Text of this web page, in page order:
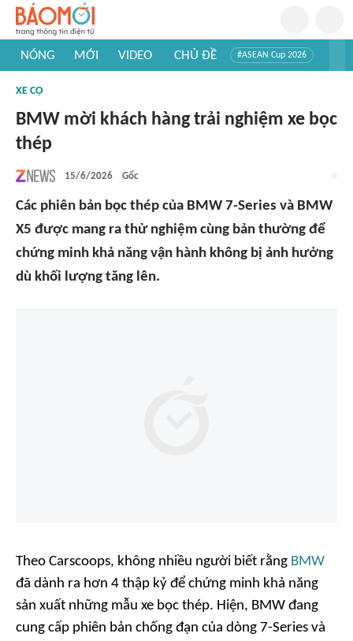
NÓNG MỚI VIDEO CHỦ ĐỀ #ASEAN Cup 2026
#Khám phá thế giới
XE CỘ
BMW mời khách hàng trải nghiệm xe bọc
thép
15/6/2026 Gốc
Các phiên bản bọc thép của BMW 7-Series và BMW
X5 được mang ra thử nghiệm cùng bản thường để
chứng minh khả năng vận hành không bị ảnh hưởng
dù khối lượng tăng lên.
Theo Carscoops, không nhiều người biết rằng BMW
đã dành ra hơn 4 thập kỷ để chứng minh khả năng
sản xuất những mẫu xe bọc thép. Hiện, BMW đang
cung cấp phiên bản chống đạn của dòng 7-Series và